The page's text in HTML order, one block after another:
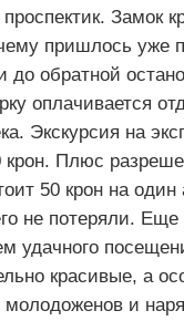
Замок
пришлось уже
до обратной
оплачивается
Экскурсия на
крон. Плюс
50 крон на один
не потеряли.
удачного
красивые, а
молодоженов и